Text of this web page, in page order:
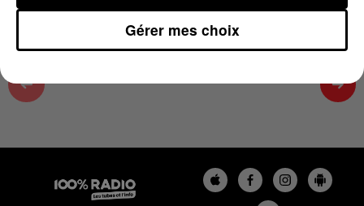
Gérer mes choix